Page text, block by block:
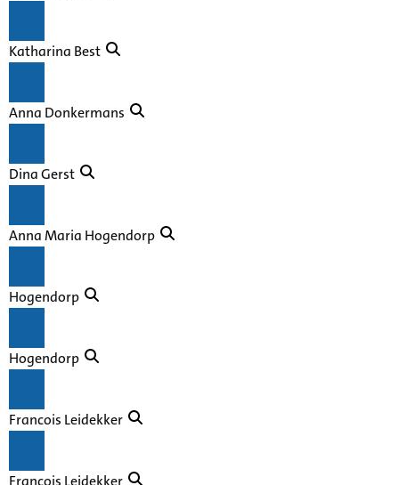
Katharina Best
Anna Donkermans
Dina Gerst
Anna Maria Hogendorp
Hogendorp
Hogendorp
Francois Leidekker
François Leidekker